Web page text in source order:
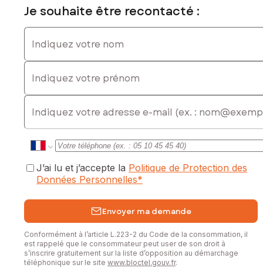
ville déjà en place.
Les informations sur les risques auxquels ce bien est
www.georisques.gouv.fr
Prix de vente : 202 000 €
37 41 96 85, E-mail : davy.leveque@safti.fr - EI - Agent
commercial immatriculé au RSAC de AUCH sous le numéro
Je souhaite être recontacté :
Indiquez votre nom
Indiquez votre prénom
E-mail
J’ai lu et j’accepte la Politique de Protection des
Données Personnelles*
Envoyer ma demande
Conformément à l’article L.223-2 du Code de la consommation, il
est rappelé que le consommateur peut user de son droit à
s’inscrire gratuitement sur la liste d’opposition au démarchage
téléphonique sur le site www.bloctel.gouv.fr.